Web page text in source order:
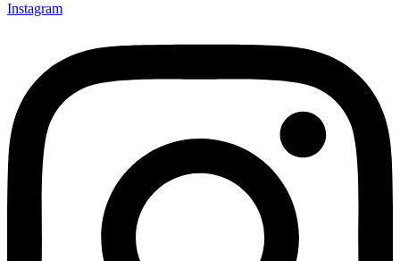
Instagram